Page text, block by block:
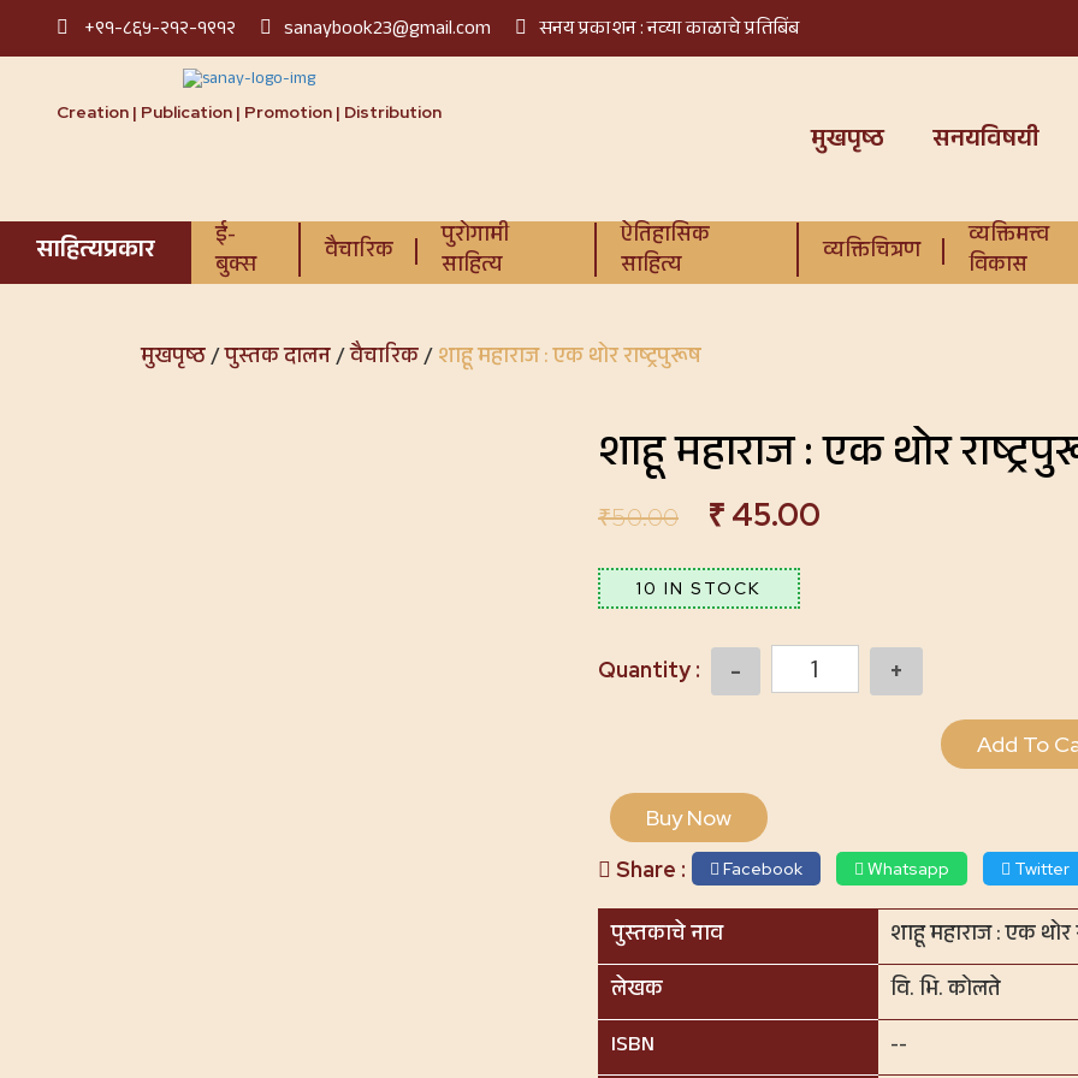
+९१-८६५-२१२-१९१२ sanaybook23@gmail.com सनय प्रकाशन : नव्या काळाचे प्रतिबिंब
Creation | Publication | Promotion | Distribution
मुखपृष्ठ सनयविषयी
साहित्यप्रकार
ई-
बुक्स
वैचारिक
पुरोगामी
साहित्य
ऐतिहासिक
साहित्य
व्यक्तिचित्रण
व्यक्तिमत्त्व
विकास
मुखपृष्ठ/पुस्तक दालन/वैचारिक/शाहू महाराज : एक थोर राष्ट्रपुरूष
शाहू महाराज : एक थोर
₹50.00 ₹ 45.00
10 IN STOCK
Add To
Buy Now
Share :
Facebook Whatsapp Twitter
पुस्तकाचे नाव
शाहू महाराज : एक थोर
लेखक
वि. भि. कोलते
ISBN
--